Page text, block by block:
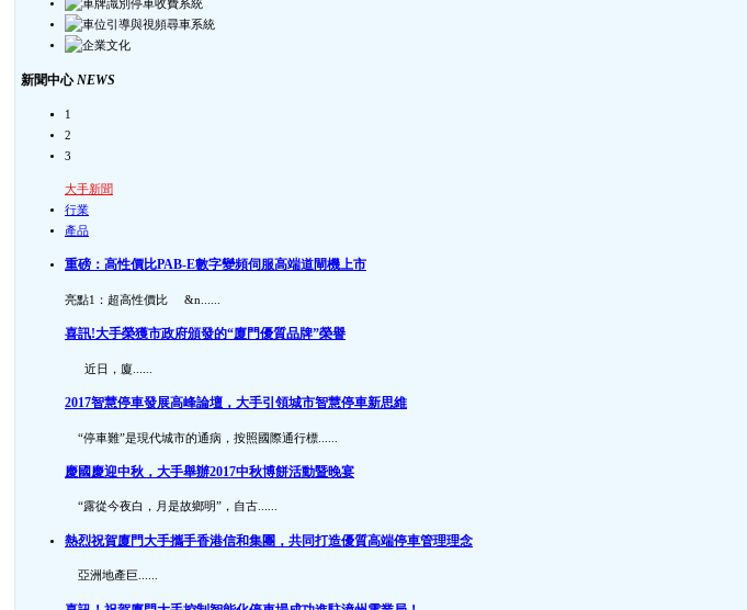
新聞中心 NEWS
1
2
3
大手新聞
行業
產品
重磅：高性價比PAB-E數字變頻伺服高端道閘機上市
亮點1：超高性價比 &n......
喜訊!大手榮獲市政府頒發的“廈門優質品牌”榮譽
近日，廈......
2017智慧停車發展高峰論壇，大手引領城市智慧停車新思維
“停車難”是現代城市的通病，按照國際通行標......
慶國慶迎中秋，大手舉辦2017中秋博餅活動暨晚宴
“露從今夜白，月是故鄉明”，自古......
熱烈祝賀廈門大手攜手香港信和集團，共同打造優質高端停車管理理念
亞洲地產巨......